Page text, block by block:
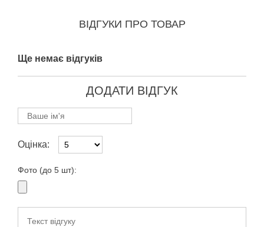
ВІДГУКИ ПРО ТОВАР
Ще немає відгуків
ДОДАТИ ВІДГУК
Оцінка:
Фото (до 5 шт):